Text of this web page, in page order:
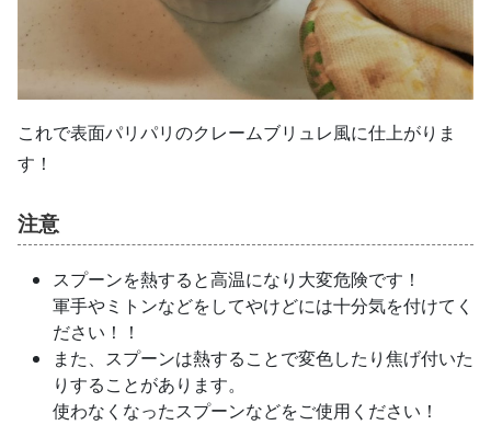
これで表面パリパリのクレームブリュレ風に仕上がりま
す！
注意
スプーンを熱すると高温になり大変危険です！
軍手やミトンなどをしてやけどには十分気を付けてく
ださい！！
また、スプーンは熱することで変色したり焦げ付いた
りすることがあります。
使わなくなったスプーンなどをご使用ください！